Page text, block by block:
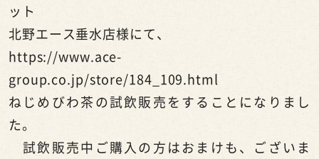
ット
北野エース垂水店様にて、
https://www.ace-
group.co.jp/store/184_109.html
ねじめびわ茶の試飲販売をすることになりまし
た。
試飲販売中ご購入の方はおまけも、ございま